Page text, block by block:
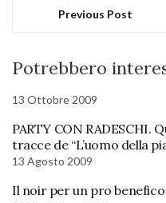
Previous Post
Potrebbero
13 Ottobre 2009
PARTY CON RADESCHI.
tracce de “L’uomo della
13 Agosto 2009
Il noir per un pro